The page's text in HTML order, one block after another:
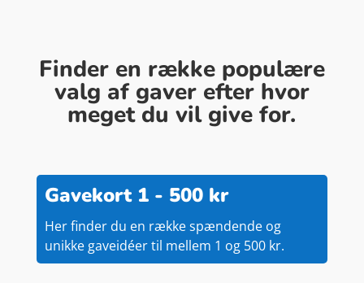
Finder en række populære
valg af gaver efter hvor
meget du vil give for.
Gavekort 1 - 500 kr
Her finder du en række spændende og
unikke gaveidéer til mellem 1 og 500 kr.